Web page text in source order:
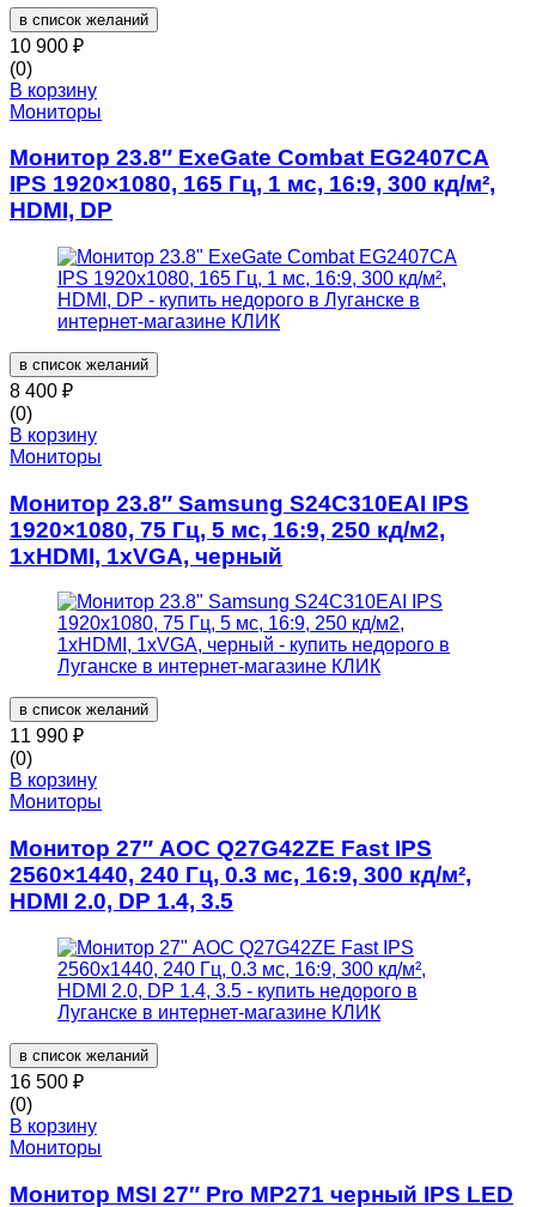
в список желаний
10 900 ₽
(0)
В корзину
Мониторы
Монитор 23.8″ ExeGate Combat EG2407CA
IPS 1920×1080, 165 Гц, 1 мс, 16:9, 300 кд/м²,
HDMI, DP
в список желаний
8 400 ₽
(0)
В корзину
Мониторы
Монитор 23.8″ Samsung S24C310EAI IPS
1920×1080, 75 Гц, 5 мс, 16:9, 250 кд/м2,
1xHDMI, 1xVGA, черный
в список желаний
11 990 ₽
(0)
В корзину
Мониторы
Монитор 27″ AOC Q27G42ZE Fast IPS
2560×1440, 240 Гц, 0.3 мс, 16:9, 300 кд/м²,
HDMI 2.0, DP 1.4, 3.5
в список желаний
16 500 ₽
(0)
В корзину
Мониторы
Монитор MSI 27″ Pro MP271 черный IPS LED